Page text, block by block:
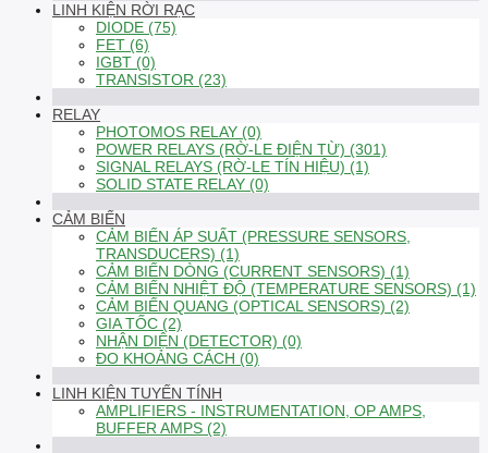
LINH KIỆN RỜI RẠC
DIODE (75)
FET (6)
IGBT (0)
TRANSISTOR (23)
RELAY
PHOTOMOS RELAY (0)
POWER RELAYS (RỜ-LE ĐIỆN TỪ) (301)
SIGNAL RELAYS (RỜ-LE TÍN HIỆU) (1)
SOLID STATE RELAY (0)
CẢM BIẾN
CẢM BIẾN ÁP SUẤT (PRESSURE SENSORS,
TRANSDUCERS) (1)
CẢM BIẾN DÒNG (CURRENT SENSORS) (1)
CẢM BIẾN NHIỆT ĐỘ (TEMPERATURE SENSORS) (1)
CẢM BIẾN QUANG (OPTICAL SENSORS) (2)
GIA TỐC (2)
NHẬN DIỆN (DETECTOR) (0)
ĐO KHOẢNG CÁCH (0)
LINH KIỆN TUYẾN TÍNH
AMPLIFIERS - INSTRUMENTATION, OP AMPS,
BUFFER AMPS (2)